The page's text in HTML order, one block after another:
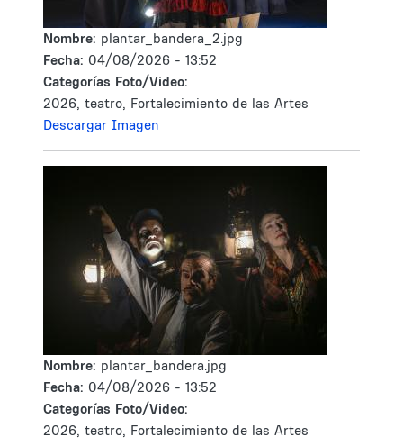
Nombre: plantar_bandera_2.jpg
Fecha: 04/08/2026 - 13:52
Categorías Foto/Video:
2026, teatro, Fortalecimiento de las Artes
Descargar Imagen
Nombre: plantar_bandera.jpg
Fecha: 04/08/2026 - 13:52
Categorías Foto/Video:
2026, teatro, Fortalecimiento de las Artes